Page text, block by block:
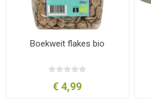
Boekweit flakes bio
€ 4,99